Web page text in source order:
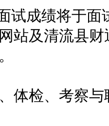
成绩将于面
站及清流县
检、考察与